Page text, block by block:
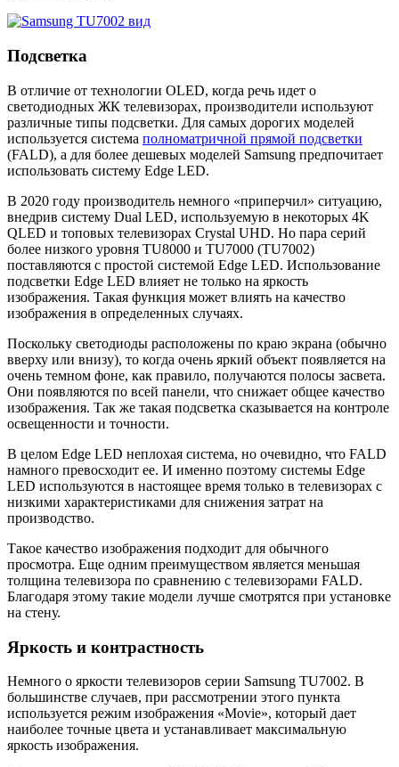
Подсветка
В отличие от технологии OLED, когда речь идет о
светодиодных ЖК телевизорах, производители используют
различные типы подсветки. Для самых дорогих моделей
используется система полноматричной прямой подсветки
(FALD), а для более дешевых моделей Samsung предпочитает
использовать систему Edge LED.
В 2020 году производитель немного «приперчил» ситуацию,
внедрив систему Dual LED, используемую в некоторых 4K
QLED и топовых телевизорах Crystal UHD. Но пара серий
более низкого уровня TU8000 и TU7000 (TU7002)
поставляются с простой системой Edge LED. Использование
подсветки Edge LED влияет не только на яркость
изображения. Такая функция может влиять на качество
изображения в определенных случаях.
Поскольку светодиоды расположены по краю экрана (обычно
вверху или внизу), то когда очень яркий объект появляется на
очень темном фоне, как правило, получаются полосы засвета.
Они появляются по всей панели, что снижает общее качество
изображения. Так же такая подсветка сказывается на контроле
освещенности и точности.
В целом Edge LED неплохая система, но очевидно, что FALD
намного превосходит ее. И именно поэтому системы Edge
LED используются в настоящее время только в телевизорах с
низкими характеристиками для снижения затрат на
производство.
Такое качество изображения подходит для обычного
просмотра. Еще одним преимуществом является меньшая
толщина телевизора по сравнению с телевизорами FALD.
Благодаря этому такие модели лучше смотрятся при установке
на стену.
Яркость и контрастность
Немного о яркости телевизоров серии Samsung TU7002. В
большинстве случаев, при рассмотрении этого пункта
используется режим изображения «Movie», который дает
наиболее точные цвета и устанавливает максимальную
яркость изображения.